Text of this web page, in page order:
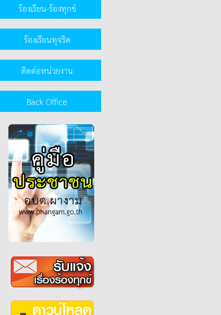
ร้องเรียน-ร้องทุกข์
ร้องเรียนทุจริต
ติดต่อหน่วยงาน
Back Office